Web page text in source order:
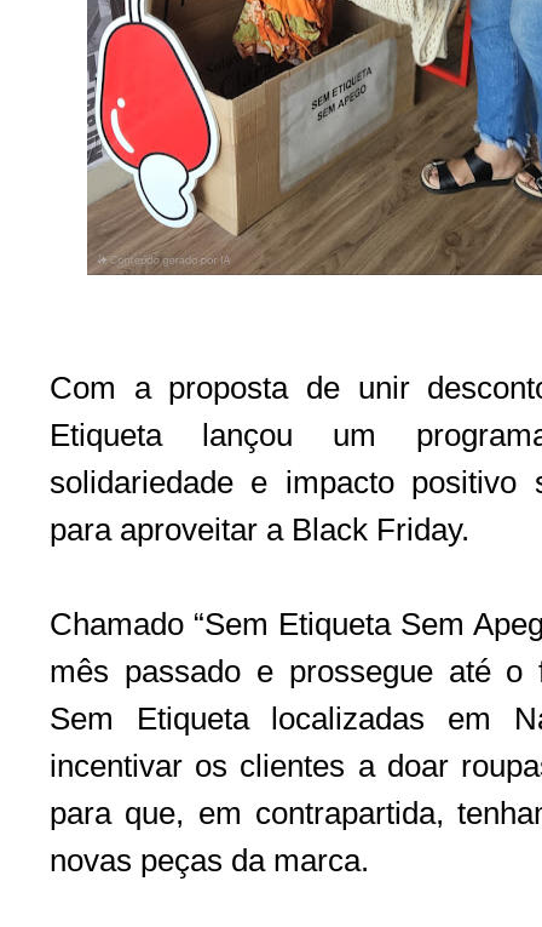
Com a proposta de unir
Etiqueta lançou um
solidariedade e impacto positivo
para aproveitar a Black Friday.
Chamado “Sem Etiqueta Sem
mês passado e prossegue até
Sem Etiqueta localizadas em
incentivar os clientes a doar
para que, em contrapartida,
novas peças da marca.